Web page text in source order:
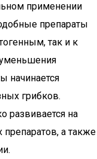
применении
препараты
так и к
начинается
грибков.
развивается на
а также